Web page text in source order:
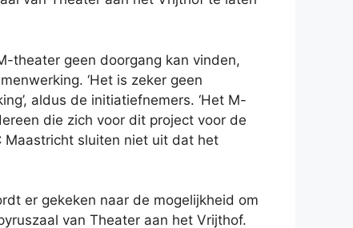
theater geen doorgang kan vinden,
‘Het is zeker geen
aldus de initiatiefnemers. ‘Het M-
die zich voor dit project voor de
Maastricht sluiten niet uit dat het
er gekeken naar de mogelijkheid om
van Theater aan het Vrijthof.